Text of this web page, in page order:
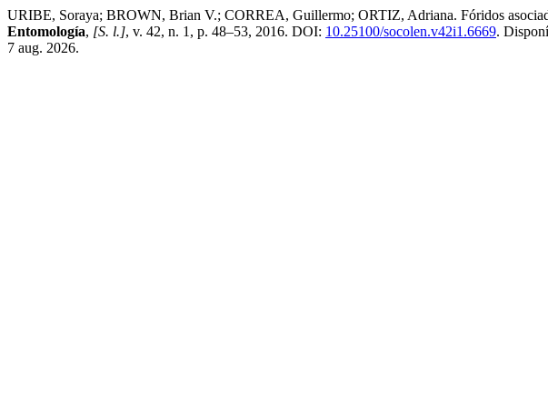
URIBE, Soraya; BROWN, Brian V.; CORREA, Guillermo; ORTIZ, Adriana. Fóridos
Entomología, [S. l.], v. 42, n. 1, p. 48–53, 2016. DOI: 10.25100/socolen.v42i1.6669.
7 aug. 2026.